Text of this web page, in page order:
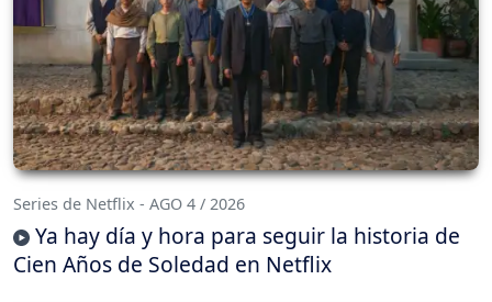
Series de Netflix - AGO 4 / 2026
Ya hay día y hora para seguir la historia de
Cien Años de Soledad en Netflix